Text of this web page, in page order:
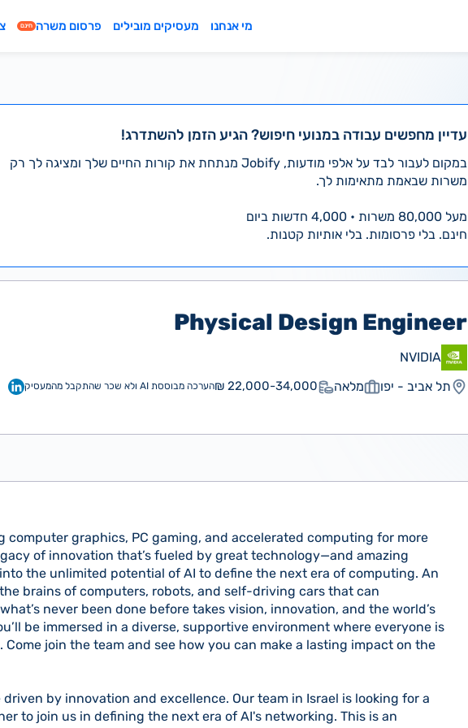
מי אנחנו מעסיקים מובילים פרסום משרה חינם
עדיין מחפשים עבודה במנועי חיפוש? הגיע הזמן להשתדרג!
במקום לעבור לבד על אלפי מודעות, Jobify מנתחת את קורות החיים שלך ומציגה לך רק
משרות שבאמת מתאימות לך.
מעל 80,000 משרות • 4,000 חדשות ביום
חינם. בלי פרסומות. בלי אותיות קטנות.
Physical Design Engineer
NVIDIA
תל אביב - יפו
מלאה 22,000-34,000 ₪ הערכה מבוססת AI ולא שכר שהתקבל מהמעסיק
computer graphics, PC gaming, and accelerated computing for more
of innovation that’s fueled by great technology—and amazing
into the unlimited potential of AI to define the next era of computing. An
brains of computers, robots, and self-driving cars that can
never been done before takes vision, innovation, and the world’s
be immersed in a diverse, supportive environment where everyone is
join the team and see how you can make a lasting impact on the
driven by innovation and excellence. Our team in Israel is looking for a
to join us in defining the next era of AI's networking. This is an